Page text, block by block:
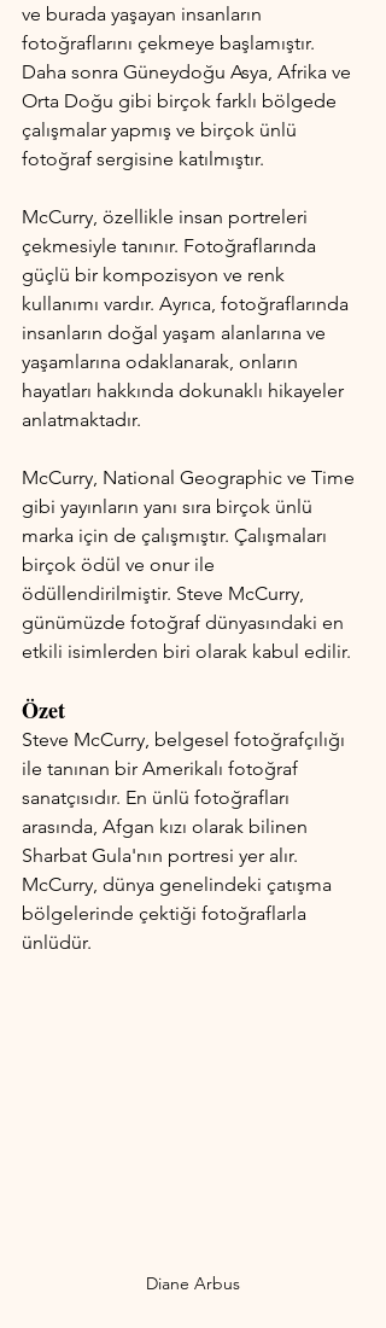
ve burada yaşayan insanların
fotoğraflarını çekmeye başlamıştır.
Daha sonra Güneydoğu Asya, Afrika ve
Orta Doğu gibi birçok farklı bölgede
çalışmalar yapmış ve birçok ünlü
fotoğraf sergisine katılmıştır.
McCurry, özellikle insan portreleri
çekmesiyle tanınır. Fotoğraflarında
güçlü bir kompozisyon ve renk
kullanımı vardır. Ayrıca, fotoğraflarında
insanların doğal yaşam alanlarına ve
yaşamlarına odaklanarak, onların
hayatları hakkında dokunaklı hikayeler
anlatmaktadır.
McCurry, National Geographic ve Time
gibi yayınların yanı sıra birçok ünlü
marka için de çalışmıştır. Çalışmaları
birçok ödül ve onur ile
ödüllendirilmiştir. Steve McCurry,
günümüzde fotoğraf dünyasındaki en
etkili isimlerden biri olarak kabul edilir.
Özet
Steve McCurry, belgesel fotoğrafçılığı
ile tanınan bir Amerikalı fotoğraf
sanatçısıdır. En ünlü fotoğrafları
arasında, Afgan kızı olarak bilinen
Sharbat Gula'nın portresi yer alır.
McCurry, dünya genelindeki çatışma
bölgelerinde çektiği fotoğraflarla
ünlüdür.
Diane Arbus